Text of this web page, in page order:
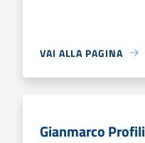
VAI ALLA PAGINA
Gianmarco Profili